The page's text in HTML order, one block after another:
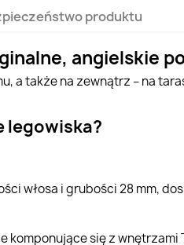
produktu
angielskie
a także na zewnątrz – na
legowiska?
włosa i grubości 28 mm,
komponujące się z wnętrzami